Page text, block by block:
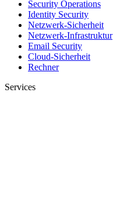
Security Operations
Identity Security
Netzwerk-Sicherheit
Netzwerk-Infrastruktur
Email Security
Cloud-Sicherheit
Rechner
Services